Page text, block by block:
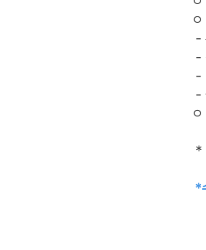
-
-
-
-
*
*